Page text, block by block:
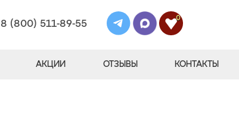
8 (800) 511-89-55
0
АКЦИИ ОТЗЫВЫ КОНТАКТЫ